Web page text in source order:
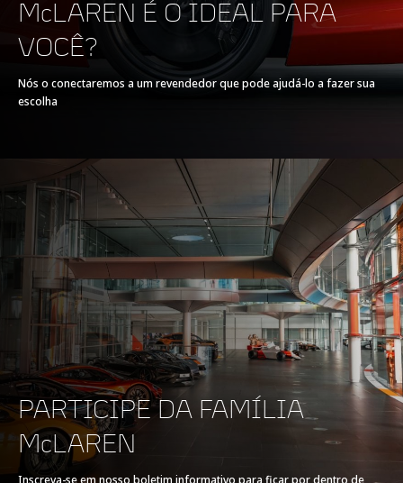
ENGINE
ENGINE CAPACITY 3,799 CM3
TECHNOLOGY
TWINTURBO,
TROCKENSUMPF
VALVETRAIN
32 VENTILE, DOHC,
VVT
COMPRESSION RATIO8.7:1
MAX RPM 8,500
POWER
McLAREN É O IDEAL PARA
VOCÊ?
Nós o conectaremos a um revendedor que pode ajudá-lo a fazer sua
escolha
PARTICIPE DA FAMÍLIA
McLAREN